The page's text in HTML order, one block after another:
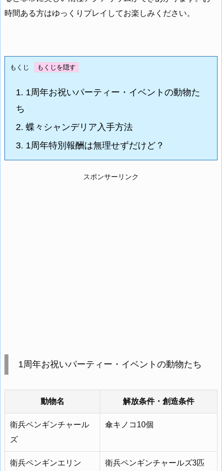
時間ある方はゆっくりプレイしてお楽しみください。
もくじ
1. 1周年お祝いパーティー・イベントの動物た
ち
2. 蝶々シャンデリア入手方法
3. 1周年特別報酬は無理せずだけど？
スポンサーリンク
1周年お祝いパーティー・イベントの動物たち
動物名 解放条件・創造条件
衛兵ペンギンチャール
ズ
傘キノコ10個
衛兵ペンギンエリン
衛兵ペンギンチャールズ3匹